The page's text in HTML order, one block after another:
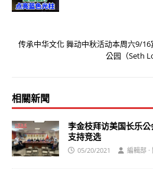
传承中华文化 舞动中秋活动本周六9/16
公园（Seth
相關新聞
李金枝拜访美国长乐
支持竞选
05/20/2021 編輯部 ·